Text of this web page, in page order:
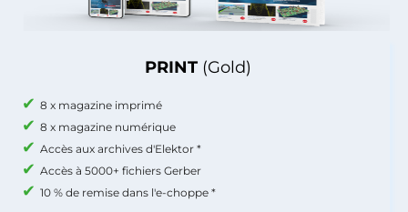
PRINT (Gold)
8 x magazine imprimé
8 x magazine numérique
Accès aux archives d'Elektor *
Accès à 5000+ fichiers Gerber
10 % de remise dans l'e-choppe *